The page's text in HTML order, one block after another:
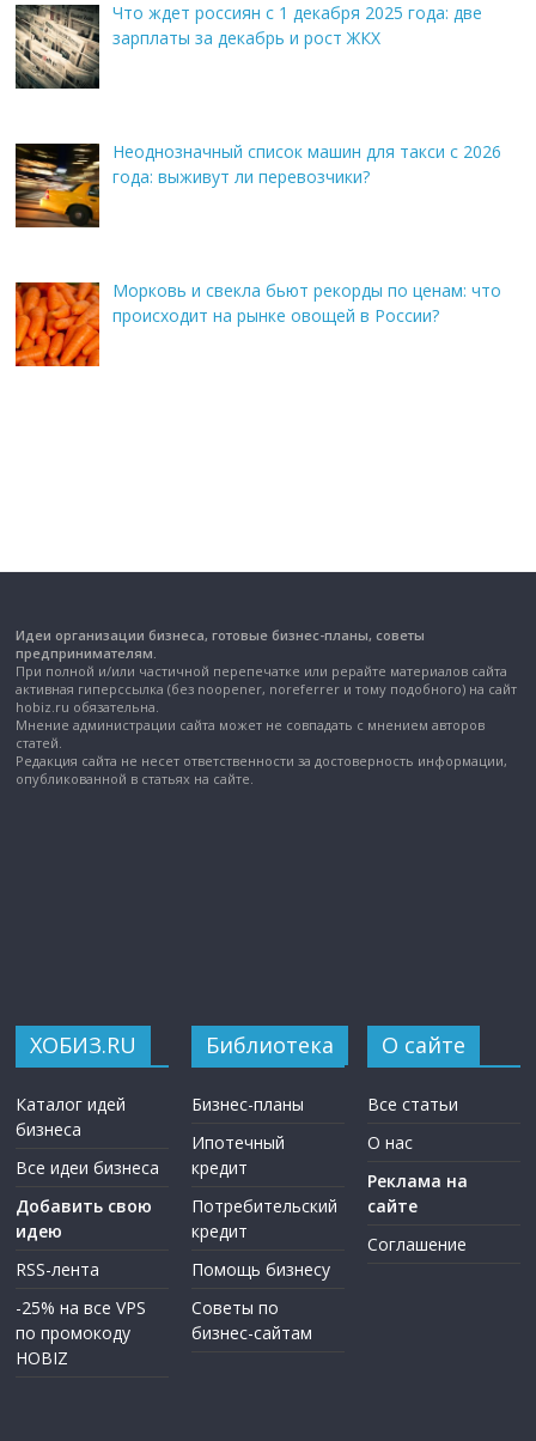
Что ждет россиян с 1 декабря 2025 года: две
зарплаты за декабрь и рост ЖКХ
Неоднозначный список машин для такси с 2026
года: выживут ли перевозчики?
Морковь и свекла бьют рекорды по ценам: что
происходит на рынке овощей в России?
Идеи организации бизнеса, готовые бизнес-планы, советы
предпринимателям.
При полной и/или частичной перепечатке или рерайте материалов сайта
активная гиперссылка (без noopener, noreferrer и тому подобного) на сайт
hobiz.ru обязательна.
Мнение администрации сайта может не совпадать с мнением авторов
статей.
Редакция сайта не несет ответственности за достоверность информации,
опубликованной в статьях на сайте.
ХОБИЗ.RU
Каталог идей
бизнеса
Все идеи бизнеса
Добавить свою
идею
RSS-лента
-25% на все VPS
по промокоду
HOBIZ
Библиотека
Бизнес-планы
Ипотечный
кредит
Потребительский
кредит
Помощь бизнесу
Советы по
бизнес-сайтам
О сайте
Все статьи
О нас
Реклама на
сайте
Соглашение